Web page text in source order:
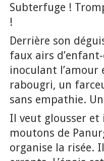
Subterfuge !
!
Derrière son
faux airs
inoculant l’amour
rabougri, un
sans empathie.
Il veut glousser et
moutons de
organise la risée.